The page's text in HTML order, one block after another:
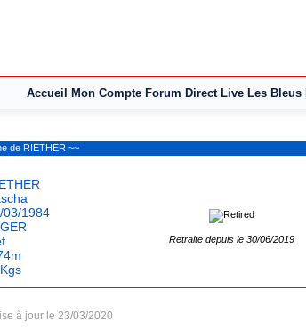
Accueil Mon Compte Forum Direct Live Les Bleus
de RIETHER ~~
Retraite depuis le 30/06/2019
03/1984
à jour le 23/03/2020